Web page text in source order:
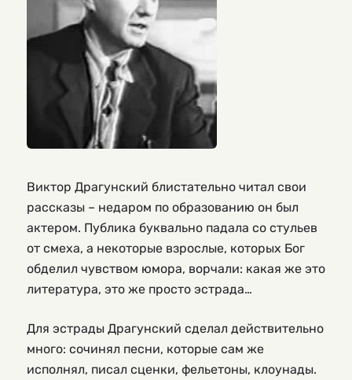
Виктор Драгунский блистательно читал свои
рассказы – недаром по образованию он был
актером. Публика буквально падала со стульев
от смеха, а некоторые взрослые, которых Бог
обделил чувством юмора, ворчали: какая же это
литература, это же просто эстрада…
Для эстрады Драгунский сделал действительно
много: сочинял песни, которые сам же
исполнял, писал сценки, фельетоны, клоунады.